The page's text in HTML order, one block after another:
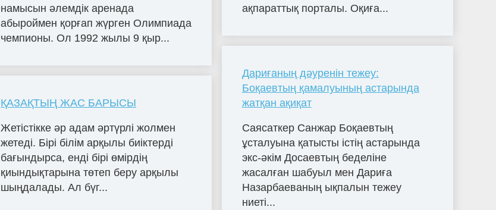
намысын әлемдік аренада
абыроймен қорғап жүрген Олимпиада
чемпионы. Ол 1992 жылы 9 қыр...
ҚАЗАҚТЫҢ ЖАС БАРЫСЫ
Жетістікке әр адам әртүрлі жолмен
жетеді. Бірі білім арқылы биіктерді
бағындырса, енді бірі өмірдің
қиындықтарына төтеп беру арқылы
шыңдалады. Ал бүг...
ақпараттық порталы. Оқиға...
Дариғаның дәуренін тежеу:
Боқаевтың қамалуының астарында
жатқан ақиқат
Саясаткер Санжар Боқаевтың
ұсталуына қатысты істің астарында
экс-әкім Досаевтың беделіне
жасалған шабуыл мен Дариға
Назарбаеваның ықпалын тежеу
ниеті...